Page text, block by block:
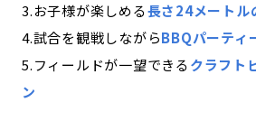
3.お子様が楽しめる長さ24メートル
4.試合を観戦しながらBBQパーティ
5.フィールドが一望できるクラフト
ン